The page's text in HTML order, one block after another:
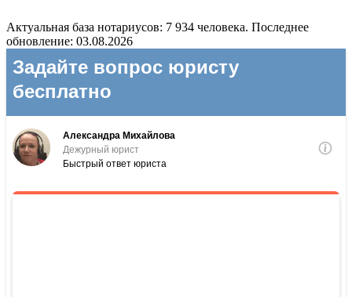
Актуальная база нотариусов: 7 934 человека. Последнее
обновление: 03.08.2026